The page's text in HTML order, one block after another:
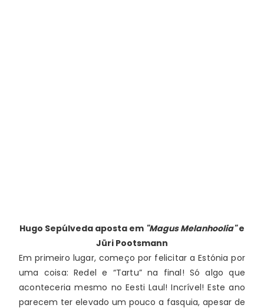
Hugo Sepúlveda aposta em "Magus Melanhoolia"e
Jüri Pootsmann
Em primeiro lugar, começo por felicitar a Estónia por
uma coisa: Redel e “Tartu” na final! Só algo que
aconteceria mesmo no Eesti Laul! Incrível! Este ano
parecem ter elevado um pouco a fasquia, apesar de